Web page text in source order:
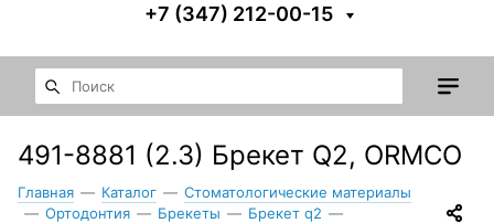
+7 (347) 212-00-15
491-8881 (2.3) Брекет Q2, ORMCO
Главная — Каталог — Стоматологические материалы
— Ортодонтия — Брекеты — Брекет q2 —